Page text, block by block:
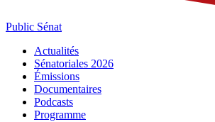
Public Sénat
Actualités
Sénatoriales 2026
Émissions
Documentaires
Podcasts
Programme